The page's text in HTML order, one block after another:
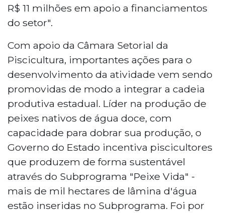
R$ 11 milhões em apoio a financiamentos
do setor".
Com apoio da Câmara Setorial da
Piscicultura, importantes ações para o
desenvolvimento da atividade vem sendo
promovidas de modo a integrar a cadeia
produtiva estadual. Líder na produção de
peixes nativos de água doce, com
capacidade para dobrar sua produção, o
Governo do Estado incentiva piscicultores
que produzem de forma sustentável
através do Subprograma "Peixe Vida" -
mais de mil hectares de lâmina d'água
estão inseridas no Subprograma. Foi por